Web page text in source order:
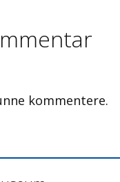
kommentere.